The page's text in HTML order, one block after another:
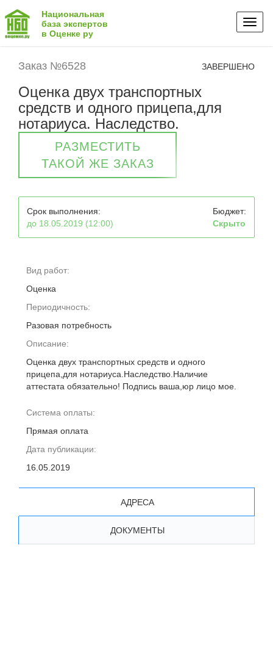
Национальная
база экспертов
в Оценке ру
Заказ №6528 ЗАВЕРШЕНО
Оценка двух транспортных
средств и одного прицепа,для
нотариуса. Наследство.
РАЗМЕСТИТЬ
ТАКОЙ ЖЕ ЗАКАЗ
Срок выполнения:
до 18.05.2019 (12:00)
Бюджет:
Скрыто
Вид работ:
Оценка
Периодичность:
Разовая потребность
Описание:
Оценка двух транспортных средств и одного
прицепа,для нотариуса.Наследство.Наличие
аттестата обязательно! Подпись ваша,юр лицо мое.
Система оплаты:
Прямая оплата
Дата публикации:
16.05.2019
АДРЕСА
ДОКУМЕНТЫ